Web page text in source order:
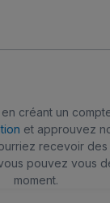
créant un
et approuvez
recevoir
pouvez vous
moment.